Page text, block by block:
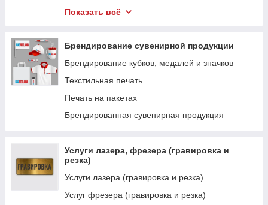
Брендирование газелей
Показать всё
Брендирование сувенирной продукции
Брендирование кубков, медалей и значков
Текстильная печать
Печать на пакетах
Брендированная сувенирная продукция
Услуги лазера, фрезера (гравировка и
резка)
Услуги лазера (гравировка и резка)
Услуг фрезера (гравировка и резка)